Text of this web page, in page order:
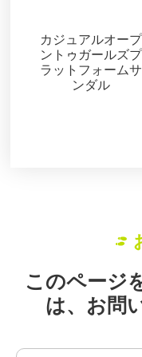
カジュアルオープ
ントゥガールズプ
ラットフォームサ
ンダル
このページ
は、お問